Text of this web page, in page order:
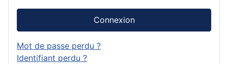
Connexion
Mot de passe perdu ?
Identifiant perdu ?